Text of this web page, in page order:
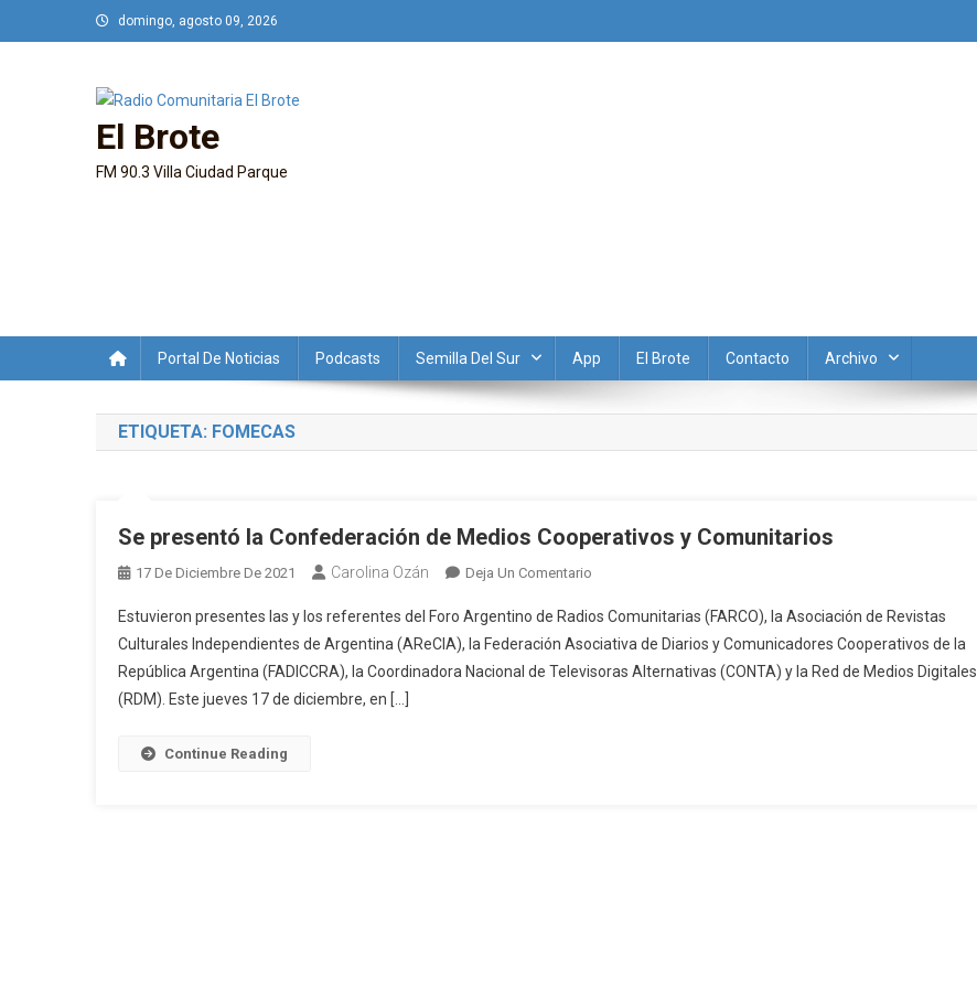
al
domingo, agosto 09, 2026
El Brote
FM 90.3 Villa Ciudad Parque
Portal De Noticias Podcasts Semilla Del Sur App El Brote Contacto Archivo
ETIQUETA: FOMECAS
Se presentó la Confederación de Medios Cooperativos y Comunitarios
17 De Diciembre De 2021 Carolina Ozán Deja Un Comentario
Presentó
La
Confederación
Estuvieron presentes las y los referentes del Foro Argentino de Radios Comunitarias (FARCO), la Asociación de Revistas
Culturales Independientes de Argentina (AReCIA), la Federación Asociativa de Diarios y Comunicadores Cooperativos de la
República Argentina (FADICCRA), la Coordinadora Nacional de Televisoras Alternativas (CONTA) y la Red de Medios Digitales
(RDM). Este jueves 17 de diciembre, en […]
Continue Reading